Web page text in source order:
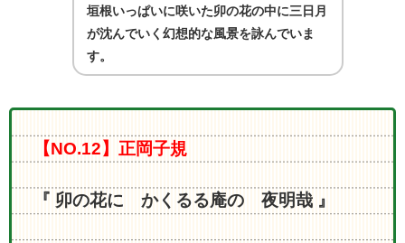
垣根いっぱいに咲いた卯の花の中に三日月
が沈んでいく幻想的な風景を詠んでいま
す。
【NO.12】正岡子規
『 卯の花に かくるる庵の 夜明哉 』